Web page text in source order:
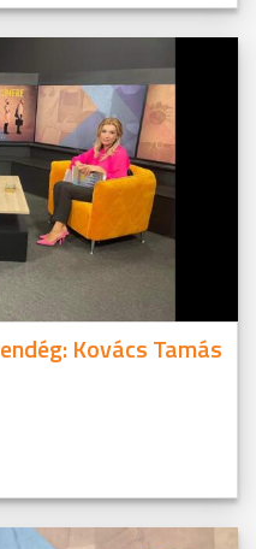
Kovács Tamás